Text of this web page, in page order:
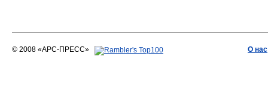
© 2008 «АРС-ПРЕСС» О нас